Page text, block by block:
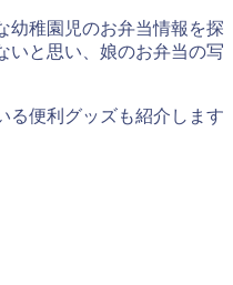
幼稚園児のお弁当情報を探
いと思い、娘のお弁当の写
る便利グッズも紹介します